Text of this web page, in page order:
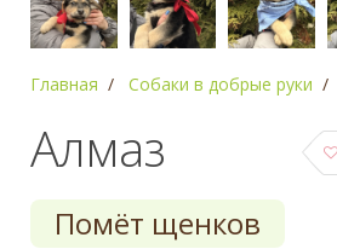
Главная Собаки в добрые руки
Алмаз
Помёт щенков